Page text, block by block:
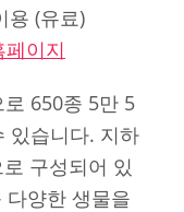
용 (유료)
페이지
650종 5만 5
있습니다. 지하
구성되어 있
다양한 생물을